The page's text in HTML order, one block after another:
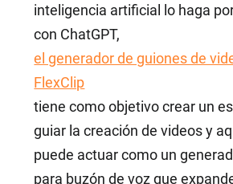
inteligencia artificial lo haga
con ChatGPT,
el generador de guiones de
FlexClip
tiene como objetivo crear un
guiar la creación de videos y
puede actuar como un
para buzón de voz que